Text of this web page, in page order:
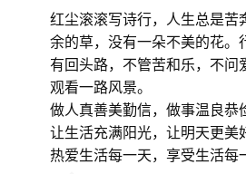
红尘滚滚写诗行，人生总是苦
余的草，没有一朵不美的花。
有回头路，不管苦和乐，不问
观看一路风景。
做人真善美勤信，做事温良恭
让生活充满阳光，让明天更美
热爱生活每一天，享受生活每